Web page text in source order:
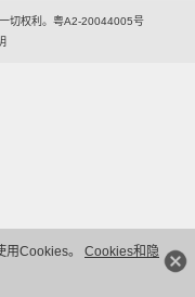
用Cookies。 Cookies和隐
切权利。粤A2-20044005号